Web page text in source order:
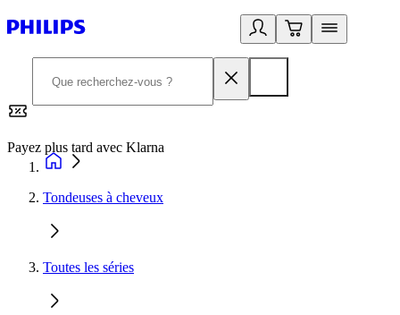
Payez plus tard avec Klarna
Tondeuses à cheveux
Toutes les séries